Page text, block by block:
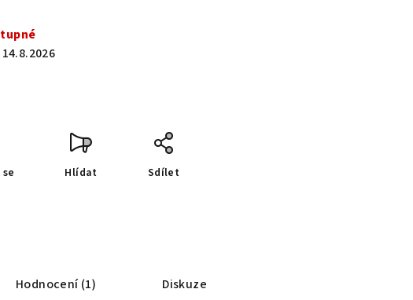
14.8.2026
Hlídat Sdílet
Hodnocení (1) Diskuze